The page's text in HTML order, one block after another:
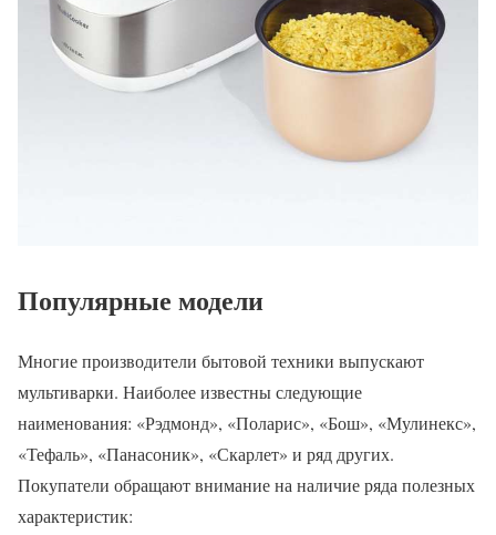
Популярные модели
Многие производители бытовой техники выпускают
мультиварки. Наиболее известны следующие
наименования: «Рэдмонд», «Поларис», «Бош», «Мулинекс»,
«Тефаль», «Панасоник», «Скарлет» и ряд других.
Покупатели обращают внимание на наличие ряда полезных
характеристик: